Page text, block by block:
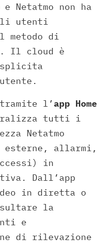
Netatmo non ha
utenti
metodo di
Il cloud è
l’ app Home
tutti i
Netatmo
esterne, allarmi,
in
Dall’app
in diretta o
la
e
di rilevazione